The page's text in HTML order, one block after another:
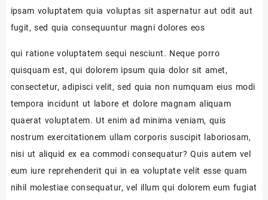
ipsam voluptatem quia voluptas sit aspernatur aut odit aut
fugit, sed quia consequuntur magni dolores eos
qui ratione voluptatem sequi nesciunt. Neque porro
quisquam est, qui dolorem ipsum quia dolor sit amet,
consectetur, adipisci velit, sed quia non numquam eius modi
tempora incidunt ut labore et dolore magnam aliquam
quaerat voluptatem. Ut enim ad minima veniam, quis
nostrum exercitationem ullam corporis suscipit laboriosam,
nisi ut aliquid ex ea commodi consequatur? Quis autem vel
eum iure reprehenderit qui in ea voluptate velit esse quam
nihil molestiae consequatur, vel illum qui dolorem eum fugiat